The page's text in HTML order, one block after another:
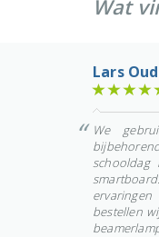
Wat
Lars
We
schooldag
bestellen